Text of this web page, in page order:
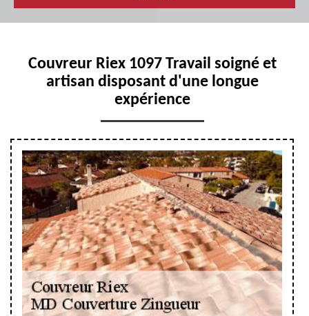
Couvreur Riex 1097 Travail soigné et
artisan disposant d'une longue
expérience